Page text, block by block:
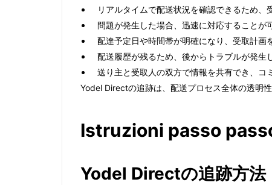
リアルタイムで配送状況を確認できるため、
問題が発生した場合、迅速に対応することが
配達予定日や時間帯が明確になり、受取計画
配送履歴が残るため、後からトラブルが発生
送り主と受取人の双方で情報を共有でき、コ
Yodel Directの追跡は、配送プロセス全体の透明
Istruzioni passo
Yodel Directの追跡方法